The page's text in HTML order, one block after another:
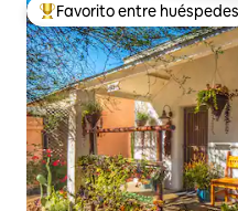
Favorito entre los
Favorito entre huéspedes